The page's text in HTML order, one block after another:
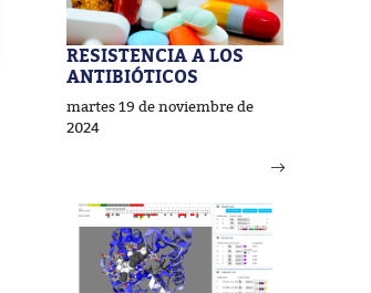
RESISTENCIA A LOS
ANTIBIÓTICOS
martes 19 de noviembre de
2024